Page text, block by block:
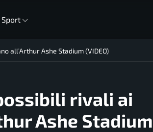
Sport
all’Arthur Ashe Stadium (VIDEO)
rivali ai
Ashe Stadium